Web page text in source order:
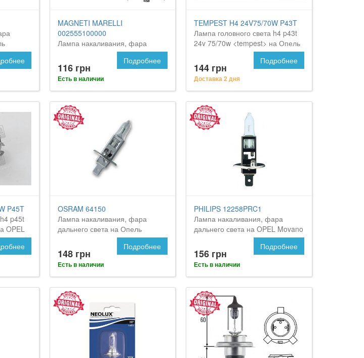
MAGNETI MARELLI
002555100000
Лампа накаливания, фара
дальнего света на OPEL Movano
116 грн
Есть в наличии
Подробнее
TEMPEST H4 24V75/70W P43T
Лампа головного света h4 p43t
24v 75/70w <tempest> на Опель
144 грн
Доставка 2 дня
Подробнее
P45T
p45t
OPEL
OSRAM 64150
Лампа накаливания, фара
дальнего света на Опель
148 грн
Есть в наличии
Подробнее
PHILIPS 12258PRC1
Лампа накаливания, фара
дальнего света на OPEL Movano
156 грн
Есть в наличии
Подробнее